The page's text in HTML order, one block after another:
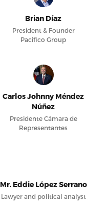
Brian Díaz
President & Founder
Pacifico Group
Carlos Johnny Méndez
Núñez
Presidente Cámara de
Representantes
Mr. Eddie López Serrano
Lawyer and political analyst